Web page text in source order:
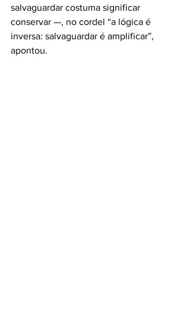
salvaguardar costuma significar
conservar —, no cordel “a lógica é
inversa: salvaguardar é amplificar”,
apontou.